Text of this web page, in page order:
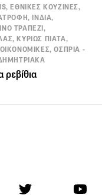
ΕΘΝΙΚΕΣ ΚΟΥΖΙΝΕΣ,
ΙΝΔΙΑ,
ΤΡΑΠΕΖΙ,
ΚΥΡΙΩΣ ΠΙΑΤΑ,
ΟΣΠΡΙΑ -
ρεβίθια